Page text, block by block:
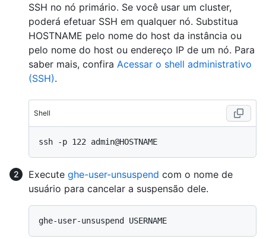
SSH no nó primário. Se você usar um cluster,
poderá efetuar SSH em qualquer nó. Substitua
HOSTNAME pelo nome do host da instância ou
pelo nome do host ou endereço IP de um nó. Para
saber mais, confira Acessar o shell administrativo
(SSH).
Shell
Execute ghe-user-unsuspend com o nome de
usuário para cancelar a suspensão dele.